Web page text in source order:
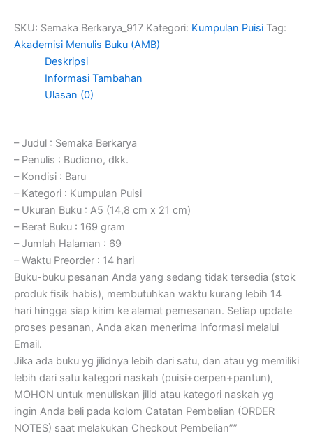
SKU: Semaka Berkarya_917 Kategori: Kumpulan Puisi Tag:
Akademisi Menulis Buku (AMB)
Deskripsi
Informasi Tambahan
Ulasan (0)
– Judul : Semaka Berkarya
– Penulis : Budiono, dkk.
– Kondisi : Baru
– Kategori : Kumpulan Puisi
– Ukuran Buku : A5 (14,8 cm x 21 cm)
– Berat Buku : 169 gram
– Jumlah Halaman : 69
– Waktu Preorder : 14 hari
Buku-buku pesanan Anda yang sedang tidak tersedia (stok
produk fisik habis), membutuhkan waktu kurang lebih 14
hari hingga siap kirim ke alamat pemesanan. Setiap update
proses pesanan, Anda akan menerima informasi melalui
Email.
Jika ada buku yg jilidnya lebih dari satu, dan atau yg memiliki
lebih dari satu kategori naskah (puisi+cerpen+pantun),
MOHON untuk menuliskan jilid atau kategori naskah yg
ingin Anda beli pada kolom Catatan Pembelian (ORDER
NOTES) saat melakukan Checkout Pembelian””